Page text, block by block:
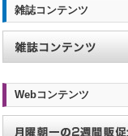
雑誌コンテンツ
Webコンテンツ